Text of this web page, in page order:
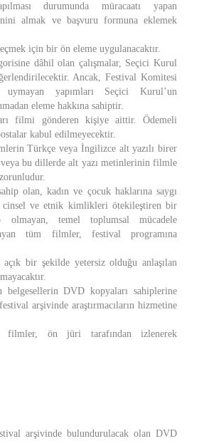
durumunda müracaatı yapan
almak ve başvuru formuna eklemek
için bir ön eleme uygulanacaktır.
dâhil olan çalışmalar, Seçici Kurul
Ancak, Festival Komitesi
uymayan yapımları Seçici Kurul’un
eleme hakkına sahiptir.
filmi gönderen kişiye aittir. Ödemeli
kabul edilmeyecektir.
Türkçe veya İngilizce alt yazılı birer
veya bu dillerde alt yazı metinlerinin filmle
olan, kadın ve çocuk haklarına saygı
cinsel ve etnik kimlikleri ötekileştiren bir
olmayan, temel toplumsal mücadele
tüm filmler, festival programına
açık bir şekilde yetersiz olduğu anlaşılan
belgesellerin DVD kopyaları sahiplerine
arşivinde araştırmacıların hizmetine
filmler, ön jüri tarafından izlenerek
arşivinde bulundurulacak olan DVD